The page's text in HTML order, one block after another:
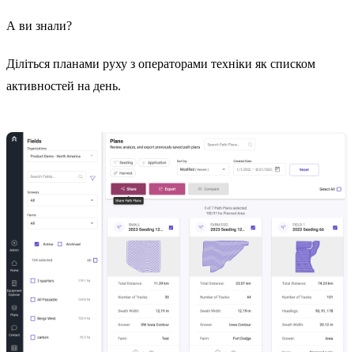
А ви знали?
Діліться планами руху з операторами техніки як списком
активностей на день.